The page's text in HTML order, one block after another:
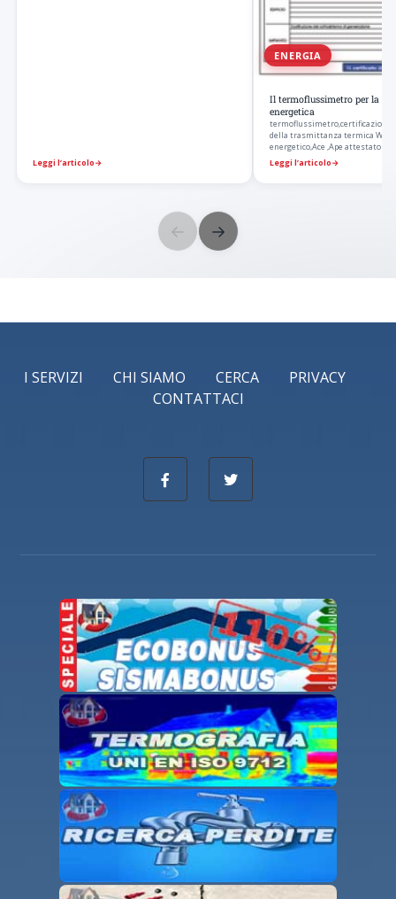
Leggi l’articolo→
ENERGIA
Il termoflussimetro per la
energetica
termoflussimetro,certificazione
della trasmittanza termica W/
energetico,Ace ,Ape attestato
Leggi l’articolo→
← →
I SERVIZI CHI SIAMO CERCA
PRIVACY
CONTATTACI